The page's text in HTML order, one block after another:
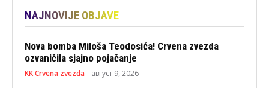
NAJNOVIJE OBJAVE
Nova bomba Miloša Teodosića! Crvena zvezda
ozvaničila sjajno pojačanje
KK Crvena zvezda август 9, 2026